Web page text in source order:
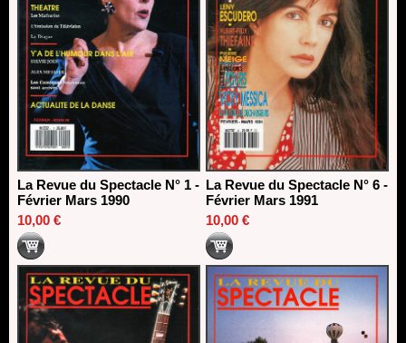
La Revue du Spectacle N° 1 -
Février Mars 1990
10,00 €
La Revue du Spectacle N° 6 -
Février Mars 1991
10,00 €